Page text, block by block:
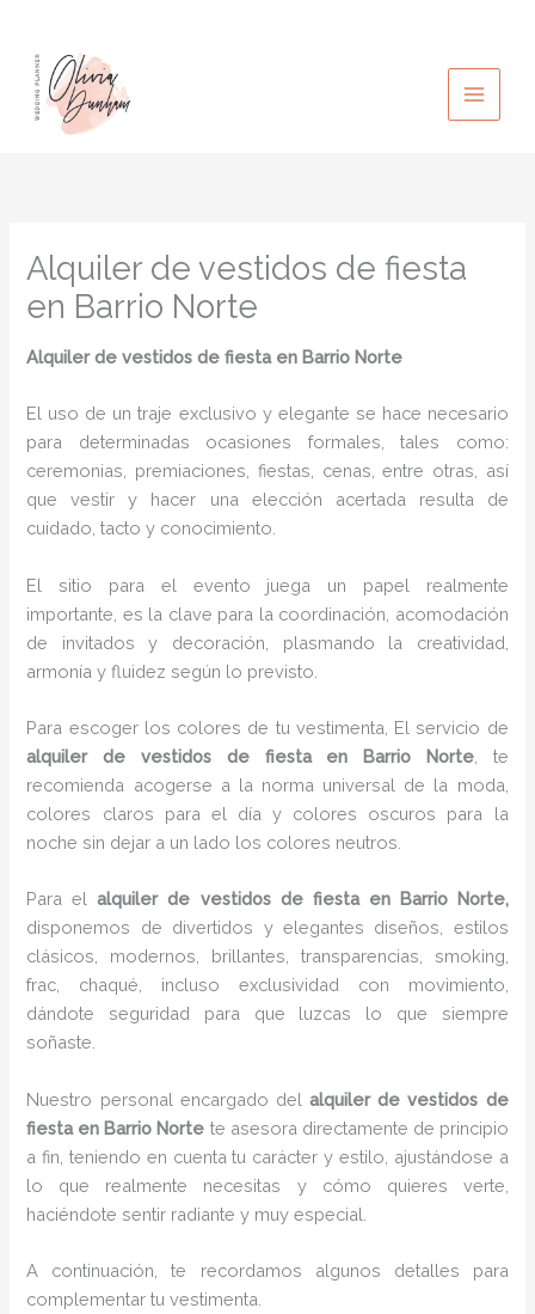
contenido
Alquiler de vestidos de fiesta
en Barrio Norte
Alquiler de vestidos de fiesta en Barrio Norte
El uso de un traje exclusivo y elegante se hace necesario
para determinadas ocasiones formales, tales como:
ceremonias, premiaciones, fiestas, cenas, entre otras, así
que vestir y hacer una elección acertada resulta de
cuidado, tacto y conocimiento.
El sitio para el evento juega un papel realmente
importante, es la clave para la coordinación, acomodación
de invitados y decoración, plasmando la creatividad,
armonía y fluidez según lo previsto.
Para escoger los colores de tu vestimenta, El servicio de
alquiler de vestidos de fiesta en Barrio Norte, te
recomienda acogerse a la norma universal de la moda,
colores claros para el día y colores oscuros para la
noche sin dejar a un lado los colores neutros.
Para elalquiler de vestidos de fiesta en Barrio Norte,
disponemos de divertidos y elegantes diseños, estilos
clásicos, modernos, brillantes, transparencias, smoking,
frac, chaqué, incluso exclusividad con movimiento,
dándote seguridad para que luzcas lo que siempre
soñaste.
Nuestro personal encargado delalquiler de vestidos de
fiesta en Barrio Norte te asesora directamente de principio
a fin, teniendo en cuenta tu carácter y estilo, ajustándose a
lo que realmente necesitas y cómo quieres verte,
haciéndote sentir radiante y muy especial.
A continuación, te recordamos algunos detalles para
complementar tu vestimenta.